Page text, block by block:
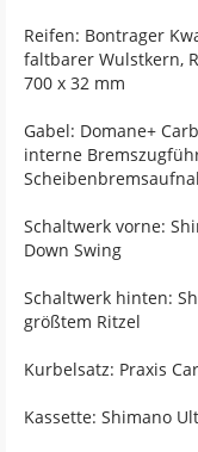
Reifen: Bontrager
faltbarer Wulstkern,
700 x 32 mm
Gabel: Domane+
interne
Schaltwerk vorne:
Down Swing
Schaltwerk hinten:
größtem Ritzel
Kurbelsatz: Praxis
Kassette: Shimano